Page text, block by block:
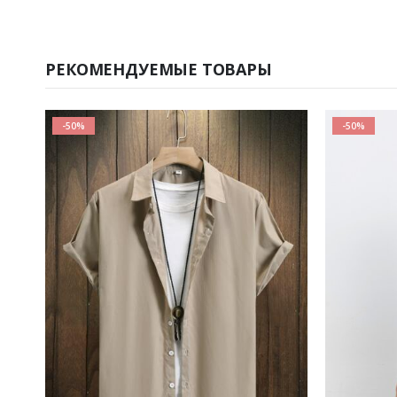
РЕКОМЕНДУЕМЫЕ ТОВАРЫ
-50% -50%